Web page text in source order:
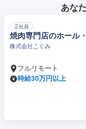
あな
正社員
焼肉専門店のホール
株式会社こぐみ
フルリモート
時給30万円以上